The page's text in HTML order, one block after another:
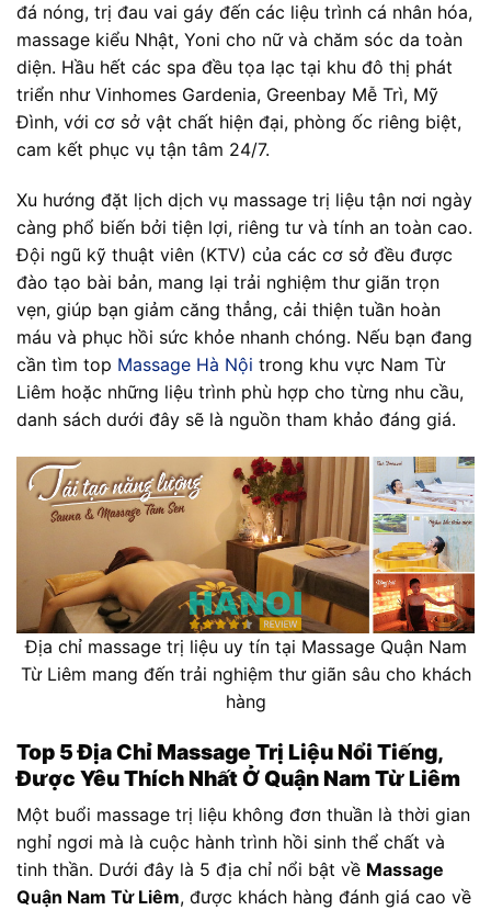
đá nóng, trị đau vai gáy đến các liệu trình cá nhân hóa,
massage kiểu Nhật, Yoni cho nữ và chăm sóc da toàn
diện. Hầu hết các spa đều tọa lạc tại khu đô thị phát
triển như Vinhomes Gardenia, Greenbay Mễ Trì, Mỹ
Đình, với cơ sở vật chất hiện đại, phòng ốc riêng biệt,
cam kết phục vụ tận tâm 24/7.
Xu hướng đặt lịch dịch vụ massage trị liệu tận nơi ngày
càng phổ biến bởi tiện lợi, riêng tư và tính an toàn cao.
Đội ngũ kỹ thuật viên (KTV) của các cơ sở đều được
đào tạo bài bản, mang lại trải nghiệm thư giãn trọn
vẹn, giúp bạn giảm căng thẳng, cải thiện tuần hoàn
máu và phục hồi sức khỏe nhanh chóng. Nếu bạn đang
cần tìm top Massage Hà Nội trong khu vực Nam Từ
Liêm hoặc những liệu trình phù hợp cho từng nhu cầu,
danh sách dưới đây sẽ là nguồn tham khảo đáng giá.
Địa chỉ massage trị liệu uy tín tại Massage Quận Nam
Từ Liêm mang đến trải nghiệm thư giãn sâu cho khách
hàng
Top 5 Địa Chỉ Massage Trị Liệu Nổi Tiếng,
Được Yêu Thích Nhất Ở Quận Nam Từ Liêm
Một buổi massage trị liệu không đơn thuần là thời gian
nghỉ ngơi mà là cuộc hành trình hồi sinh thể chất và
tinh thần. Dưới đây là 5 địa chỉ nổi bật về Massage
Quận Nam Từ Liêm, được khách hàng đánh giá cao về